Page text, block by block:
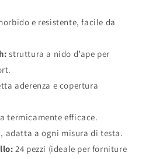
e resistente, facile da
struttura a nido d’ape per
aderenza e copertura
termicamente efficace.
adatta a ogni misura di testa.
24 pezzi (ideale per forniture